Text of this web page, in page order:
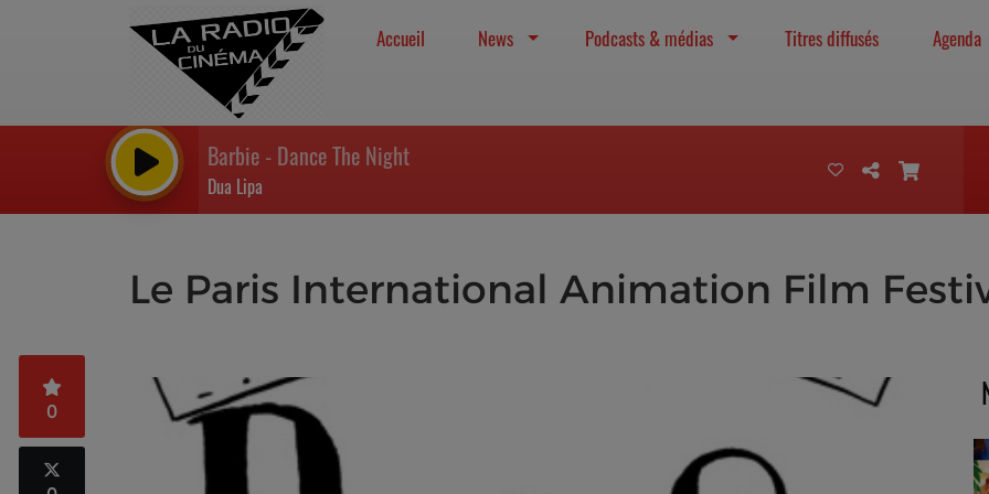
Accueil News Podcasts & médias Titres diffusés Agenda
Barbie - Dance The Night
Dua Lipa
Le Paris International Animation Film
0